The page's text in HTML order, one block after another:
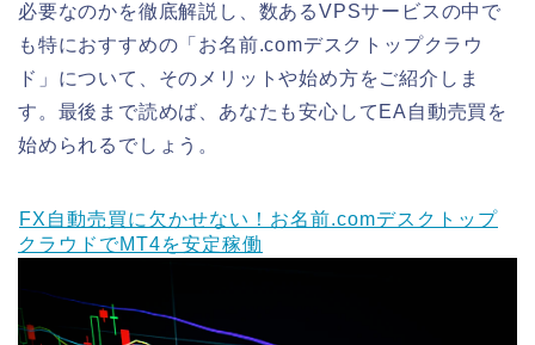
必要なのかを徹底解説し、数あるVPSサービスの中で
も特におすすめの「お名前.comデスクトップクラウ
ド」について、そのメリットや始め方をご紹介しま
す。最後まで読めば、あなたも安心してEA自動売買を
始められるでしょう。
FX自動売買に欠かせない！お名前.comデスクトップ
クラウドでMT4を安定稼働